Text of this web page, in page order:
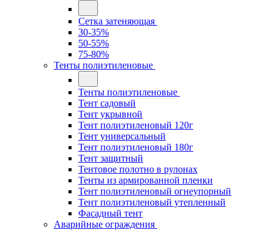
Сетка затеняющая
30-35%
50-55%
75-80%
Тенты полиэтиленовые
Тенты полиэтиленовые
Тент садовый
Тент укрывной
Тент полиэтиленовый 120г
Тент универсальный
Тент полиэтиленовый 180г
Тент защитный
Тентовое полотно в рулонах
Тенты из армированной пленки
Тент полиэтиленовый огнеупорный
Тент полиэтиленовый утепленный
Фасадный тент
Аварийные ограждения